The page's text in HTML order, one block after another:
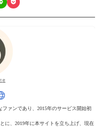
者
ファンであり、2015年のサービス開始初
に、2019年に本サイトを立ち上げ、現在